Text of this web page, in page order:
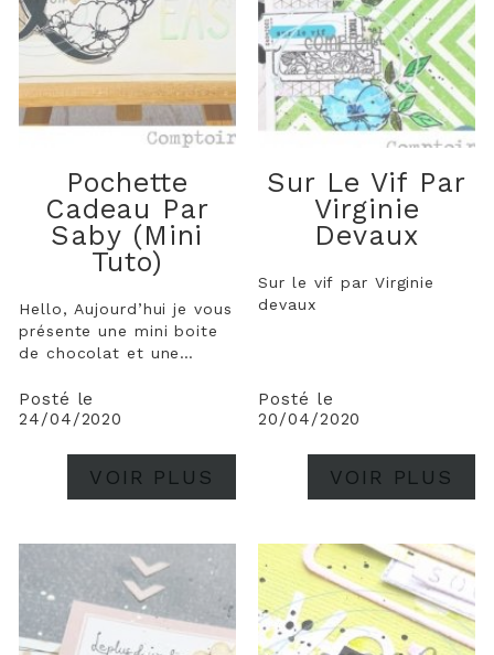
Pochette
Cadeau Par
Saby (mini
Tuto)
Hello, Aujourd’hui je vous
présente une mini boite
de chocolat et une
à reproduire pour toute
occasion et je vous offre
trouverez ici le tuto pour
Posté le
24/04/2020
VOIR PLUS
Sur Le Vif Par
Virginie
Devaux
Sur le vif par Virginie
devaux
Posté le
20/04/2020
VOIR PLUS